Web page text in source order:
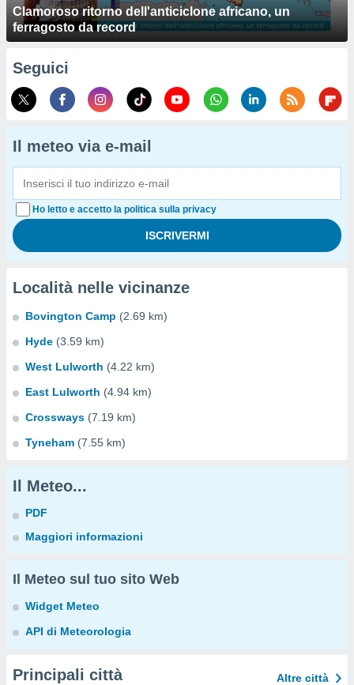
Clamoroso ritorno dell'anticiclone africano, un
ferragosto da record
Seguici
Il meteo via e-mail
Ho letto e accetto la politica sulla privacy
Località nelle vicinanze
Bovington Camp (2.69 km)
Hyde (3.59 km)
West Lulworth (4.22 km)
East Lulworth (4.94 km)
Crossways (7.19 km)
Tyneham (7.55 km)
Il Meteo...
PDF
Maggiori informazioni
Il Meteo sul tuo sito Web
Widget Meteo
API di Meteorologia
Principali città Altre città